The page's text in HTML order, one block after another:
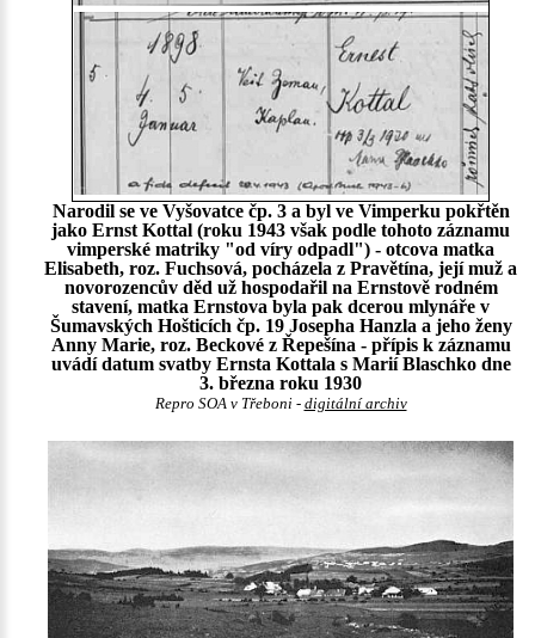
Narodil se ve Vyšovatce čp. 3 a byl ve Vimperku pokřtěn
jako Ernst Kottal (roku 1943 však podle tohoto záznamu
vimperské matriky "od víry odpadl") - otcova matka
Elisabeth, roz. Fuchsová, pocházela z Pravětína, její muž a
novorozencův děd už hospodařil na Ernstově rodném
stavení, matka Ernstova byla pak dcerou mlynáře v
Šumavských Hošticích čp. 19 Josepha Hanzla a jeho ženy
Anny Marie, roz. Beckové z Řepešína - přípis k záznamu
uvádí datum svatby Ernsta Kottala s Marií Blaschko dne
3. března roku 1930
Repro SOA v Třeboni - digitální archiv